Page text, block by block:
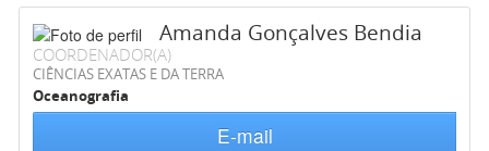
Amanda Gonçalves Bendia
COORDENADOR(A)
CIÊNCIAS EXATAS E DA TERRA
Oceanografia
E-mail